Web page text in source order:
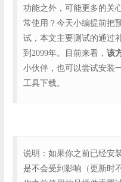
功能之外，可能更多的关
常使用？今天小编提前把
试，本文主要测试的通过
到2099年。目前来看， 该
小伙伴，也可以尝试安装
工具下载。
说明：如果你之前已经安
是不会受到影响（更新时